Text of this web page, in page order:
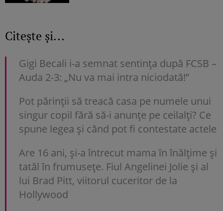
Citește și...
Gigi Becali i-a semnat sentința după FCSB –
Auda 2-3: „Nu va mai intra niciodată!”
Pot părinții să treacă casa pe numele unui
singur copil fără să-i anunțe pe ceilalți? Ce
spune legea și când pot fi contestate actele
Are 16 ani, și-a întrecut mama în înălțime și
tatăl în frumusețe. Fiul Angelinei Jolie și al
lui Brad Pitt, viitorul cuceritor de la
Hollywood